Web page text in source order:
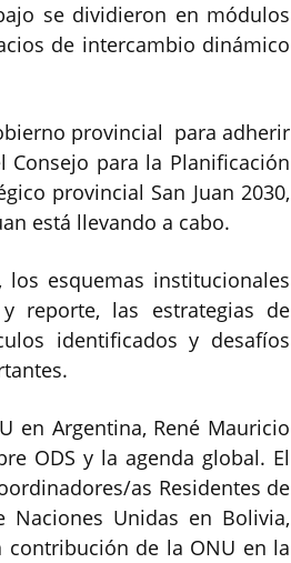
se dividieron en módulos
de intercambio dinámico
provincial para adherir
Consejo para la Planificación
provincial San Juan 2030,
está llevando a cabo.
esquemas institucionales
reporte, las estrategias de
identificados y desafíos
en Argentina, René Mauricio
ODS y la agenda global. El
as Residentes de
Naciones Unidas en Bolivia,
contribución de la ONU en la